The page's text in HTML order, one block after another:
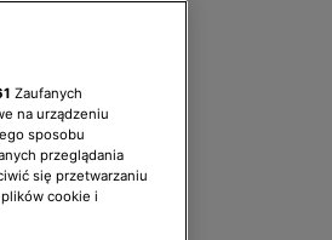
Zaufanych
na urządzeniu
sposobu
przeglądania
się przetwarzaniu
cookie i